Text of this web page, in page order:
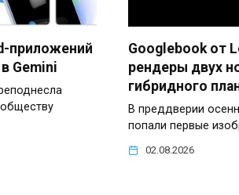
приложений
Gemini
Googlebook от
рендеры двух
гибридного
В преддверии
попали первые
02.08.2026